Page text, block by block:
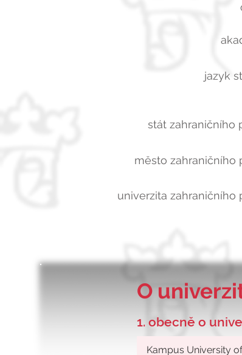
jazyk
stát zahraničního
město zahraničního
univerzita zahraničního
O
1. obecně o